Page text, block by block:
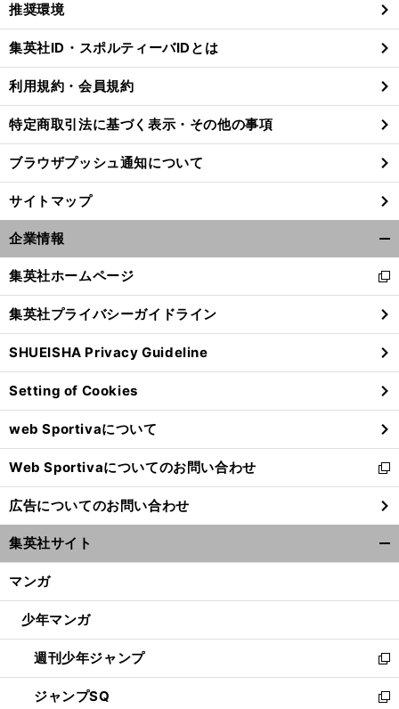
】 104 回 【
Ｊ
】
閉
る
推奨環境
集英社ID・スポルティーバIDとは
利用規約・会員規約
特定商取引法に基づく表示・その他の事項
ブラウザプッシュ通知について
サイトマップ
企業情報
閉
る
集英社ホームページ
新
し
い
ウ
ィ
ン
ド
ウ
で
開
く
集英社プライバシーガイドライン
SHUEISHA Privacy Guideline
Setting of Cookies
web Sportivaについて
Web Sportivaについてのお問い合わせ
新
し
い
ウ
ィ
ン
ウ
開
く
広告についてのお問い合わせ
集英社サイト
マンガ
少年マンガ
週刊少年ジャンプ
新
し
い
ジャンプSQ
新